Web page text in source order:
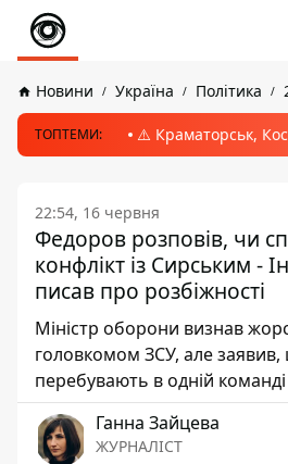
Новини Україна Політика
ТОПТЕМИ: ⚠️ Краматорськ,
22:54, 16 червня
Федоров розповів, чи
конфлікт із Сирським -
писав про розбіжності
Міністр оборони визнав
головкомом ЗСУ, але
перебувають в одній команді
Ганна Зайцева
ЖУРНАЛІСТ